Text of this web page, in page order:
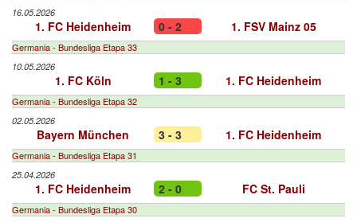
16.05.2026
1. FC Heidenheim 0 - 2 1. FSV Mainz 05
Germania - Bundesliga Etapa 33
10.05.2026
1. FC Köln 1 - 3 1. FC Heidenheim
Germania - Bundesliga Etapa 32
02.05.2026
Bayern München 3 - 3 1. FC Heidenheim
Germania - Bundesliga Etapa 31
25.04.2026
1. FC Heidenheim 2 - 0 FC St. Pauli
Germania - Bundesliga Etapa 30